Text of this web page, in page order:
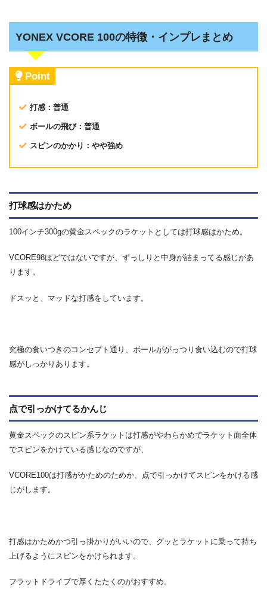
YONEX VCORE 100の特徴・インプレまとめ
Point
打感：普通
ボールの飛び：普通
スピンのかかり：やや強め
打球感はかため
100インチ300gの黄金スペックのラケットとしては打球感はかため。
VCORE98ほどではないですが、ずっしりと中身が詰まってる感じがあ
ります。
ドスッと、マッドな打感をしています。
究極の食いつきのコンセプト通り、ボールががっつり食い込むので打球
感がしっかりあります。
点で引っかけてるかんじ
黄金スペックのスピン系ラケットは打感がやわらかめでラケット面全体
でスピンをかけている感じなのですが、
VCORE100は打感がかためのためか、点で引っかけてスピンをかける感
じがします。
打感はかためかつ引っ掛かりがいいので、グッとラケットに乗って持ち
上げるようにスピンをかけられます。
フラットドライブで厚くたたくのがおすすめ。